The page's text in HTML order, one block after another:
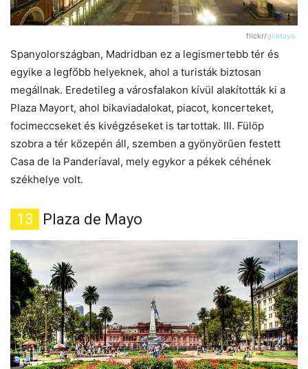
flickr/giletayo
Spanyolországban, Madridban ez a legismertebb tér és
egyike a legfőbb helyeknek, ahol a turisták biztosan
megállnak. Eredetileg a városfalakon kívül alakították ki a
Plaza Mayort, ahol bikaviadalokat, piacot, koncerteket,
focimeccseket és kivégzéseket is tartottak. III. Fülöp
szobra a tér közepén áll, szemben a gyönyörűen festett
Casa de la Panderíaval, mely egykor a pékek céhének
székhelye volt.
13 Plaza de Mayo